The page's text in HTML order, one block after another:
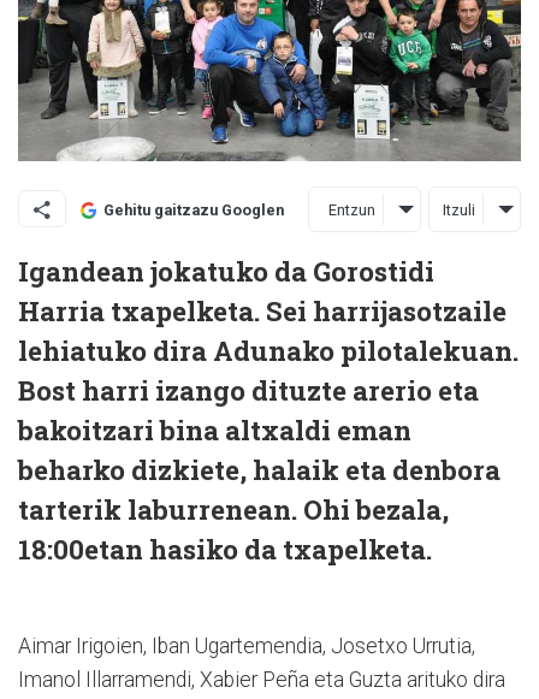
Gehitu gaitzazu Googlen Entzun Itzuli
Igandean jokatuko da Gorostidi
Harria txapelketa. Sei harrijasotzaile
lehiatuko dira Adunako pilotalekuan.
Bost harri izango dituzte arerio eta
bakoitzari bina altxaldi eman
beharko dizkiete, halaik eta denbora
tarterik laburrenean. Ohi bezala,
18:00etan hasiko da txapelketa.
Aimar Irigoien, Iban Ugartemendia, Josetxo Urrutia,
Imanol Illarramendi, Xabier Peña eta Guzta arituko dira